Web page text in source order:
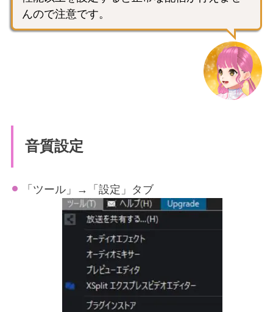
んので注意です。
音質設定
「ツール」→「設定」タブ